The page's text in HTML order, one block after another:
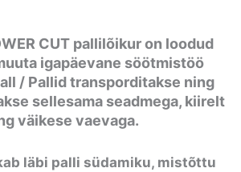
CUT pallilõikur on loodud
igapäevane söötmistöö
/ Pallid transporditakse ning
sellesama seadmega, kiirelt
väikese vaevaga.
läbi palli südamiku, mistõttu